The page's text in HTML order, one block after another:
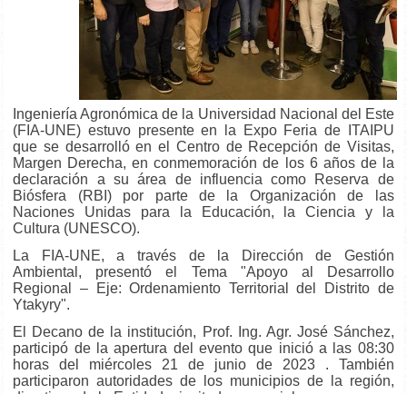
Ingeniería Agronómica de la Universidad Nacional del Este
(FIA-UNE) estuvo presente en la Expo Feria de ITAIPU
que se desarrolló en el Centro de Recepción de Visitas,
Margen Derecha, en conmemoración de los 6 años de la
declaración a su área de influencia como Reserva de
Biósfera (RBI) por parte de la Organización de las
Naciones Unidas para la Educación, la Ciencia y la
Cultura (UNESCO).
La FIA-UNE, a través de la Dirección de Gestión
Ambiental, presentó el Tema "Apoyo al Desarrollo
Regional – Eje: Ordenamiento Territorial del Distrito de
Ytakyry".
El Decano de la institución, Prof. Ing. Agr. José Sánchez,
participó de la apertura del evento que inició a las 08:30
horas del miércoles 21 de junio de 2023 . También
participaron autoridades de los municipios de la región,